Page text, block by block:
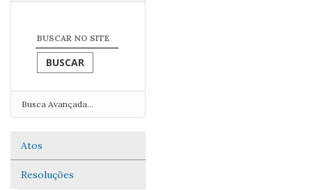
Busca Avançada…
Navegação
Atos
Resoluções